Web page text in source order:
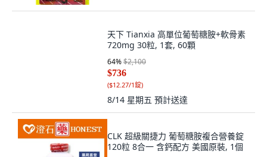
天下 Tianxia 高單位葡萄糖胺+軟骨素
720mg 30粒, 1套, 60顆
64%$2,100
$736
($12.27/1錠)
8/14 星期五 預計送達
CLK 超級關捷力 葡萄糖胺複合營養錠
120粒 8合一 含鈣配方 美國原裝, 1個